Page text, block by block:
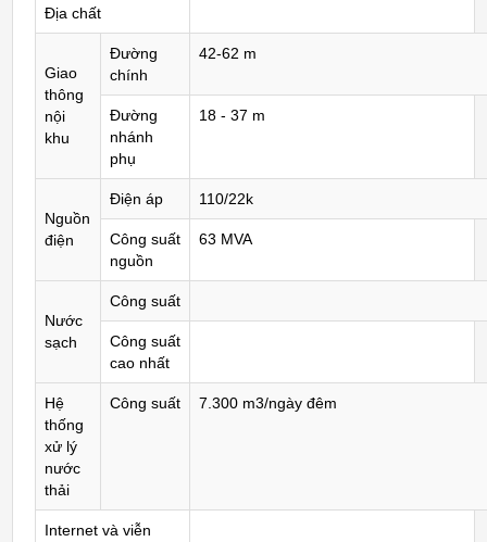
Địa chất
Giao
thông
nội
khu
Đường
chính
42-62 m
Đường
nhánh
phụ
18 - 37 m
Nguồn
điện
Điện áp 110/22k
Công suất
nguồn
63 MVA
Nước
sạch
Công suất
Công suất
cao nhất
Hệ
thống
xử lý
nước
thải
Công suất 7.300 m3/ngày đêm
Internet và viễn